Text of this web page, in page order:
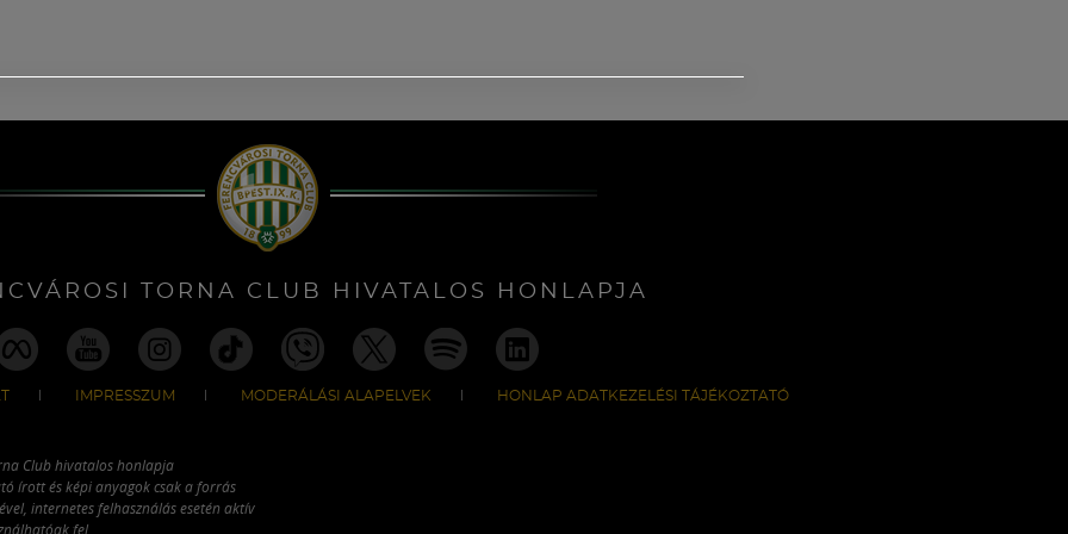
TORNA CLUB HIVATALOS HONLAPJA
IMPRESSZUM MODERÁLÁSI ALAPELVEK HONLAP ADATKEZELÉSI TÁJÉKOZTATÓ
Club hivatalos honlapja
írott és képi anyagok csak a forrás
internetes felhasználás esetén aktív
fel.